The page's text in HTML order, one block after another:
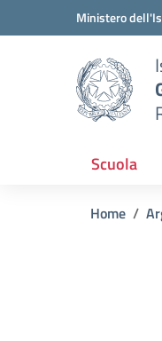
Vai ai contenuti
Vai al menu di navigazione
Ministero
Scuola
Home